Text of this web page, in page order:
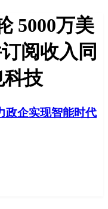
5000万美
阅收入同
科技